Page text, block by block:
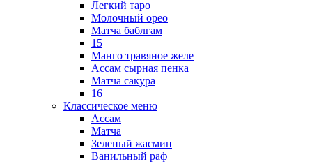
Легкий таро
Молочный орео
Матча баблгам
15
Манго травяное желе
Ассам сырная пенка
Матча сакура
16
Классическое меню
Ассам
Матча
Зеленый жасмин
Ванильный раф